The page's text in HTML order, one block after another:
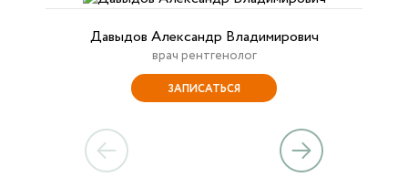
Давыдов Александр Владимирович
врач рентгенолог
ЗАПИСАТЬСЯ